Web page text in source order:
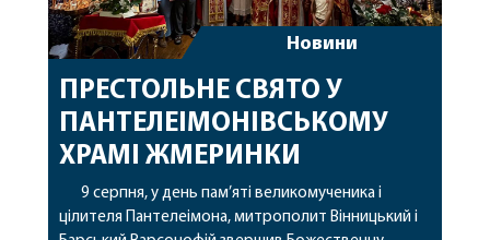
Новини
ПРЕСТОЛЬНЕ СВЯТО У
ПАНТЕЛЕІМОНІВСЬКОМУ
ХРАМІ ЖМЕРИНКИ
9 серпня, у день пам’яті великомученика і
цілителя Пантелеімона, митрополит Вінницький і